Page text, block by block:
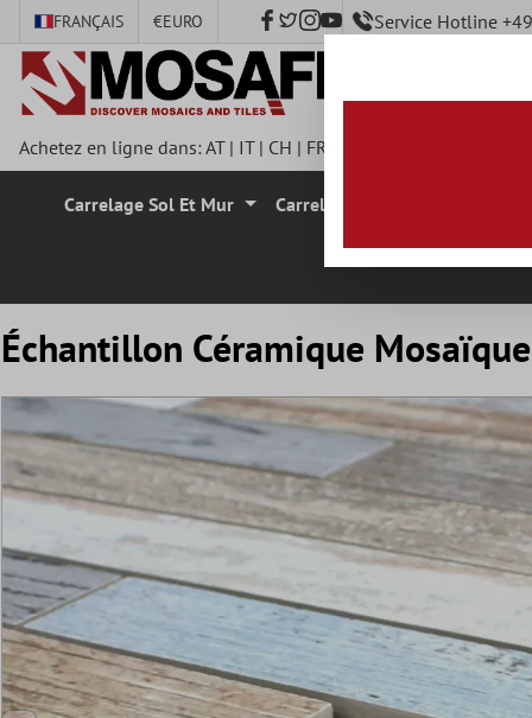
principal
FRANÇAIS €EURO Service Hotline
Achetez en ligne dans:AT| IT| CH | FR
Carrelage Sol Et Mur Carrelage Mural
Échantillon Céramique